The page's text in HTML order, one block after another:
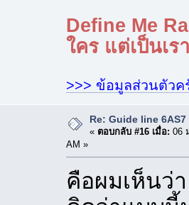
Define Me
ใคร แต่เป็นเ
>>> ข้อมูลส่วนตัวค
Re: Guide line
« ตอบกลับ #16 เมื่อ: 06
AM »
คือผมเห็นว่